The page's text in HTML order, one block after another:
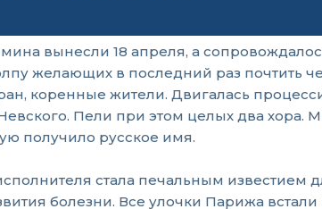
вынесли 18 апреля, а
желающих в последний раз почтить
коренные жители. Двигалась
Пели при этом целых два хора.
получило русское имя.
стала печальным
болезни. Все улочки Парижа